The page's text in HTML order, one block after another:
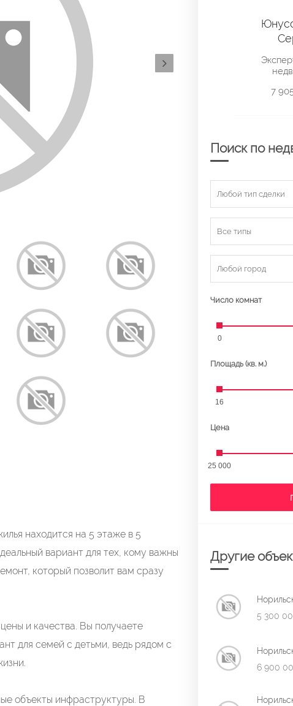
находится на 5 этаже в 5
вариант для тех, кому важны
который позволит вам сразу
и качества. Вы получаете
для семей с детьми, ведь рядом с
объекты инфраструктуры. В
7
Поиск по
Любой тип сделки
Все типы
Любой город
Число комнат
0
Площадь (кв. м.)
16
Цена
25 000
Другие
5 300
6 900